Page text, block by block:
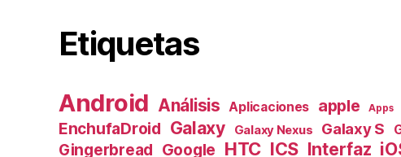
Etiquetas
Android Análisis Aplicaciones apple Apps
EnchufaDroid Galaxy Galaxy Nexus Galaxy S
Gingerbread Google HTC ICS Interfaz